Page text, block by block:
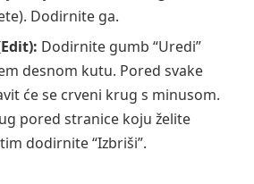
Dodirnite ga.
Dodirnite gumb “Uredi”
desnom kutu. Pored svake
će se crveni krug s minusom.
pored stranice koju želite
dodirnite “Izbriši”.